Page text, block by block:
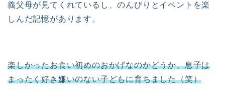
義父母が見てくれているし、のんびりとイベントを楽
しんだ記憶があります。
楽しかったお食い初めのおかげなのかどうか、息子は
まったく好き嫌いのない子どもに育ちました（笑）